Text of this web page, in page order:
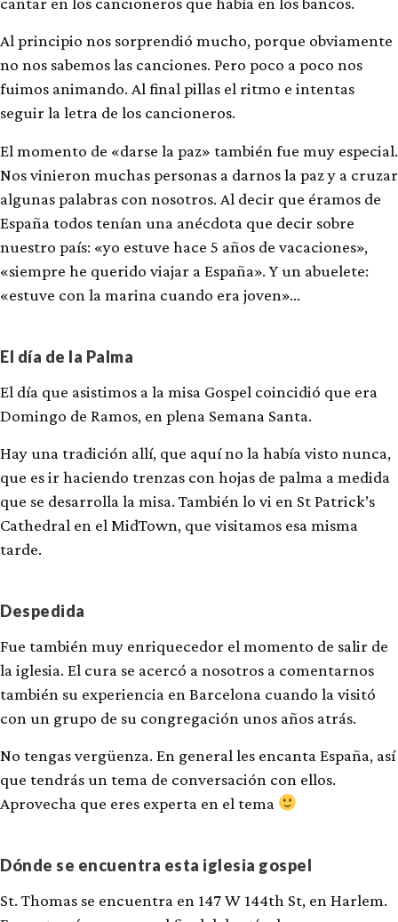
Al principio nos sorprendió mucho, porque obviamente
no nos sabemos las canciones. Pero poco a poco nos
fuimos animando. Al final pillas el ritmo e intentas
seguir la letra de los cancioneros.
El momento de «darse la paz» también fue muy especial.
Nos vinieron muchas personas a darnos la paz y a cruzar
algunas palabras con nosotros. Al decir que éramos de
España todos tenían una anécdota que decir sobre
nuestro país: «yo estuve hace 5 años de vacaciones»,
«siempre he querido viajar a España». Y un abuelete:
«estuve con la marina cuando era joven»…
El día de la Palma
El día que asistimos a la misa Gospel coincidió que era
Domingo de Ramos, en plena Semana Santa.
Hay una tradición allí, que aquí no la había visto nunca,
que es ir haciendo trenzas con hojas de palma a medida
que se desarrolla la misa. También lo vi en St Patrick’s
Cathedral en el MidTown, que visitamos esa misma
tarde.
Despedida
Fue también muy enriquecedor el momento de salir de
la iglesia. El cura se acercó a nosotros a comentarnos
también su experiencia en Barcelona cuando la visitó
con un grupo de su congregación unos años atrás.
No tengas vergüenza. En general les encanta España, así
que tendrás un tema de conversación con ellos.
Aprovecha que eres experta en el tema
Dónde se encuentra esta iglesia gospel
St. Thomas se encuentra en 147 W 144th St, en Harlem.